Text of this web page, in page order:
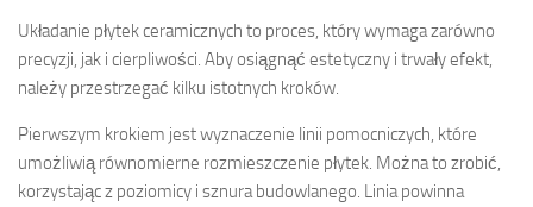
Układanie płytek ceramicznych to proces, który wymaga zarówno
precyzji, jak i cierpliwości. Aby osiągnąć estetyczny i trwały efekt,
należy przestrzegać kilku istotnych kroków.
Pierwszym krokiem jest wyznaczenie linii pomocniczych, które
umożliwią równomierne rozmieszczenie płytek. Można to zrobić,
korzystając z poziomicy i sznura budowlanego. Linia powinna